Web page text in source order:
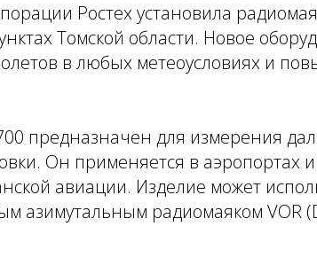
Ростех установила
Томской области. Новое
в любых метеоусловиях и
предназначен для измерения
Он применяется в аэропортах
авиации. Изделие может
азимутальным радиомаяком VOR